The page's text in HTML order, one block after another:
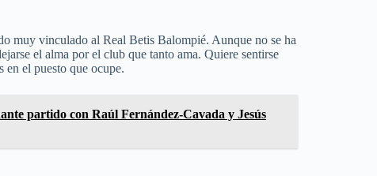
muy vinculado al Real Betis Balompié. Aunque no se ha
el alma por el club que tanto ama. Quiere sentirse
en el puesto que ocupe.
partido con Raúl Fernández-Cavada y Jesús